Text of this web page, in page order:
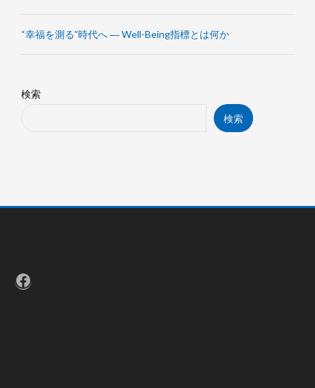
“幸福を測る”時代へ ― Well-Being指標とは何か
検索
検索
Facebook